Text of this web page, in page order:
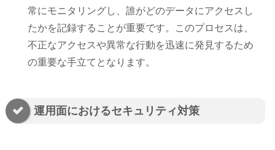
常にモニタリングし、誰がどのデータにアクセスし
たかを記録することが重要です。このプロセスは、
不正なアクセスや異常な行動を迅速に発見するため
の重要な手立てとなります。
運用面におけるセキュリティ対策